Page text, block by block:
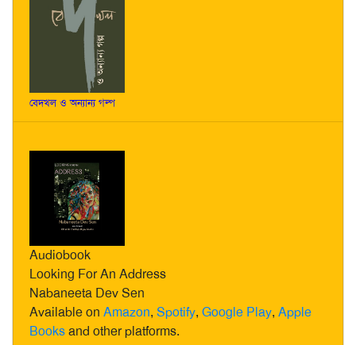
বেদখল ও অন্যান্য গল্প
Audiobook
Looking For An Address
Nabaneeta Dev Sen
Available on Amazon, Spotify, Google Play, Apple
Booksand other platforms.